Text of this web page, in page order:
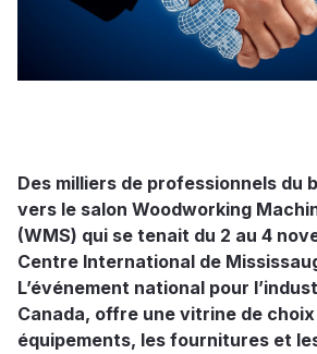
Des milliers de professionnels du
vers le salon Woodworking
(WMS) qui se tenait du 2 au 4
Centre International de
L’événement national pour
Canada, offre une vitrine de
équipements, les fournitures et